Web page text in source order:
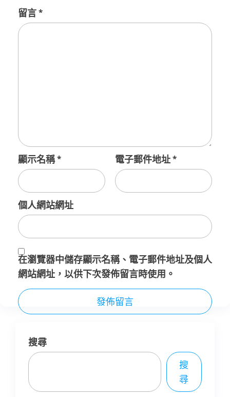
留言*
顯示名稱* 電子郵件地址*
個人網站網址
在瀏覽器中儲存顯示名稱、電子郵件地址及個人
網站網址，以供下次發佈留言時使用。
搜尋
搜
尋